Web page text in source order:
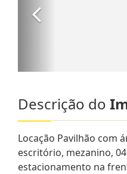
Descrição do
Locação Pavilhão com
escritório, mezanino,
estacionamento na